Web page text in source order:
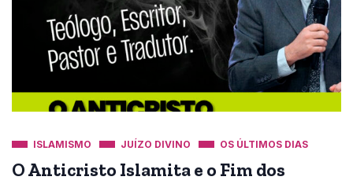
ISLAMISMO JUÍZO DIVINO OS ÚLTIMOS DIAS
O Anticristo Islamita e o Fim dos